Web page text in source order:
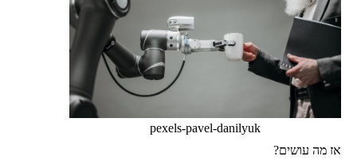
pexels-pavel-danilyuk
אז מה עושים?